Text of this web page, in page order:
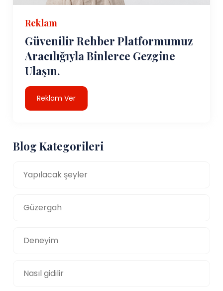
Reklam
Güvenilir Rehber Platformumuz
Aracılığıyla Binlerce Gezgine
Ulaşın.
Reklam Ver
Blog Kategorileri
Yapılacak şeyler
Güzergah
Deneyim
Nasıl gidilir